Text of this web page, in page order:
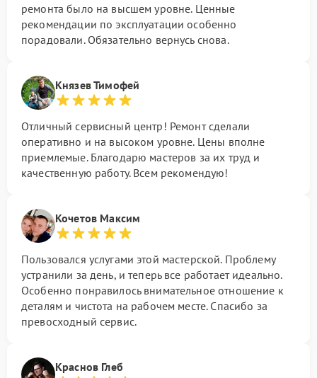
ремонта было на высшем уровне. Ценные
рекомендации по эксплуатации особенно
порадовали. Обязательно вернусь снова.
Князев Тимофей
Отличный сервисный центр! Ремонт сделали
оперативно и на высоком уровне. Цены вполне
приемлемые. Благодарю мастеров за их труд и
качественную работу. Всем рекомендую!
Кочетов Максим
Пользовался услугами этой мастерской. Проблему
устранили за день, и теперь все работает идеально.
Особенно понравилось внимательное отношение к
деталям и чистота на рабочем месте. Спасибо за
превосходный сервис.
Краснов Глеб